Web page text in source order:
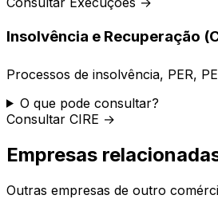
Insolvência e Recuperação
Processos de insolvência, PER,
O que pode consultar?
Consultar CIRE →
Empresas
Outras empresas de outro